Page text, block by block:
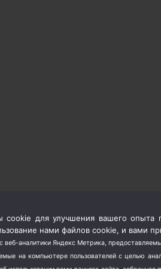
для улучшения вашего опыта
нами файлов cookie, и вами
веб-аналитики Яндекс Метрика,
на компьютере пользователей с целью